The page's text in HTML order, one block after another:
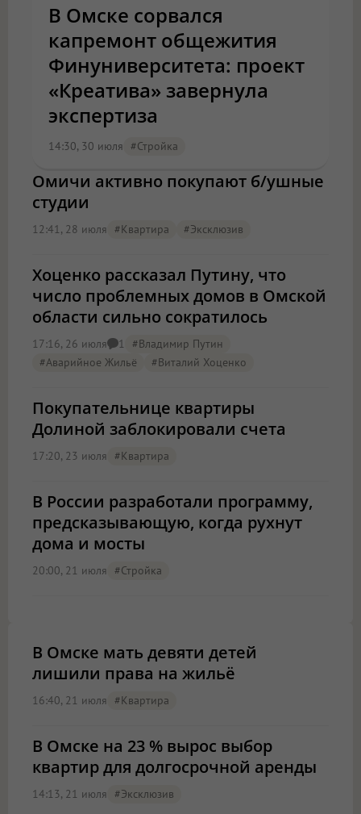
В Омске сорвался
капремонт общежития
Финуниверситета: проект
«Креатива» завернула
экспертиза
14:30, 30 июля #стройка
Омичи активно покупают б/ушные
студии
12:41, 28 июля #квартира #эксклюзив
Хоценко рассказал Путину, что
число проблемных домов в Омской
области сильно сократилось
17:16, 26 июля 1
#Владимир Путин
#аварийное Жильё
#Виталий Хоценко
Покупательнице квартиры
Долиной заблокировали счета
17:20, 23 июля #квартира
В России разработали программу,
предсказывающую, когда рухнут
дома и мосты
20:00, 21 июля #стройка
В Омске мать девяти детей
лишили права на жильё
16:40, 21 июля #квартира
В Омске на 23 % вырос выбор
квартир для долгосрочной аренды
14:13, 21 июля #эксклюзив